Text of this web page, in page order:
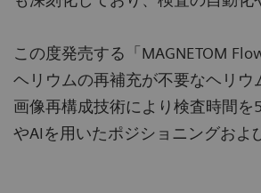
この度発売する「MAGNETOM
ヘリウムの再補充が不要なヘリ
画像再構成技術により検査時間
やAIを用いたポジショニングおよ